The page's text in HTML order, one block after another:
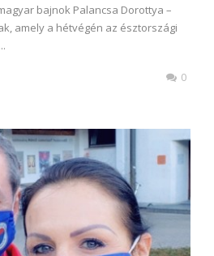
bajnok Palancsa Dorottya –
amely a hétvégén az észtországi
0